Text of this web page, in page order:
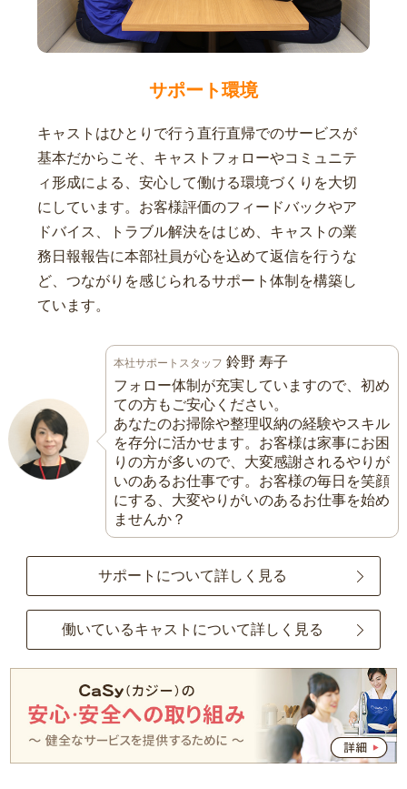
サポート環境
キャストはひとりで行う直行直帰でのサービスが
基本だからこそ、キャストフォローやコミュニテ
ィ形成による、安心して働ける環境づくりを大切
にしています。お客様評価のフィードバックやア
ドバイス、トラブル解決をはじめ、キャストの業
務日報報告に本部社員が心を込めて返信を行うな
ど、つながりを感じられるサポート体制を構築し
ています。
本社サポートスタッフ 鈴野 寿子
フォロー体制が充実していますので、初め
ての方もご安心ください。
あなたのお掃除や整理収納の経験やスキル
を存分に活かせます。お客様は家事にお困
りの方が多いので、大変感謝されるやりが
いのあるお仕事です。お客様の毎日を笑顔
にする、大変やりがいのあるお仕事を始め
ませんか？
サポートについて詳しく見る
働いているキャストについて詳しく見る